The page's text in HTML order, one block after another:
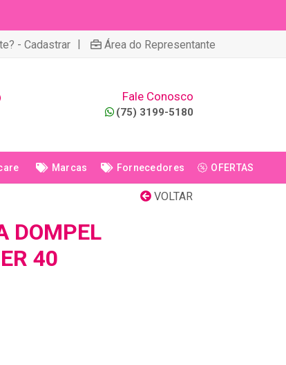
- Cadastrar | Área do Representante
Fale Conosco
(75) 3199-5180
Marcas Fornecedores OFERTAS
VOLTAR
DOMPEL
40